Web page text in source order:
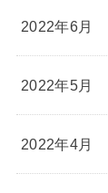
2022年6月
2022年5月
2022年4月